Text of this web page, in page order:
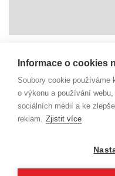
738 01
IČO:
PŘIHLÁŠENÍ
Informace o cookies
Soubory cookie používáme
o výkonu a používání
sociálních médií a ke
reklam. Zjistit více